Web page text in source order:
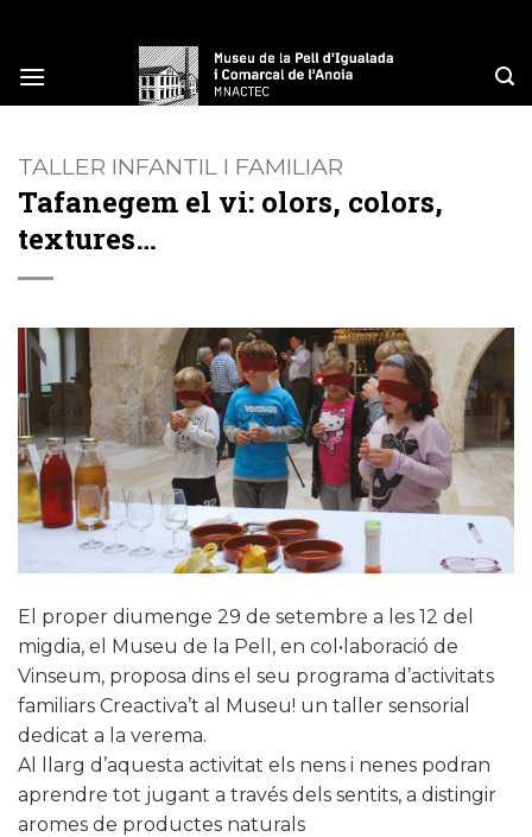
content
TALLER INFANTIL I FAMILIAR
Tafanegem el vi: olors, colors,
textures…
El proper diumenge 29 de setembre a les 12 del
migdia, el Museu de la Pell, en col•laboració de
Vinseum, proposa dins el seu programa d’activitats
familiars Creactiva’t al Museu! un taller sensorial
dedicat a la verema.
Al llarg d’aquesta activitat els nens i nenes podran
aprendre tot jugant a través dels sentits, a distingir
aromes de productes naturals